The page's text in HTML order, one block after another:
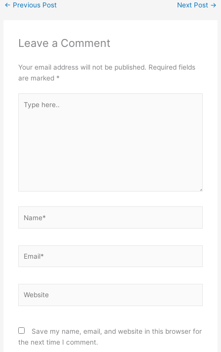
← Previous Post Next Post →
Leave a Comment
Your email address will not be published. Required fields
are marked *
here..
Save my name, email, and website in this browser for
the next time I comment.